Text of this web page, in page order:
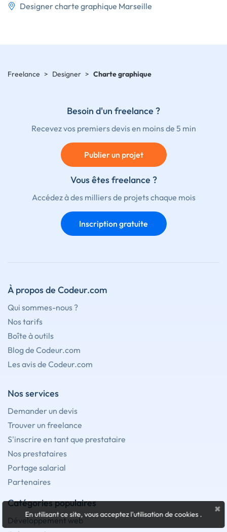
Designer charte graphique Marseille
Freelance > Designer > Charte graphique
Besoin d'un freelance ?
Recevez vos premiers devis en moins de 5 min
Publier un projet
Vous êtes freelance ?
Accédez à des milliers de projets chaque mois
Inscription gratuite
À propos de Codeur.com
Qui sommes-nous ?
Nos tarifs
Boîte à outils
Blog de Codeur.com
Les avis de Codeur.com
Nos services
Demander un devis
Trouver un freelance
S'inscrire en tant que prestataire
Nos prestataires
Portage salarial
Partenaires
Catégories populaires
Développement web
×
En utilisant ce site, vous acceptez l'utilisation de cookies.